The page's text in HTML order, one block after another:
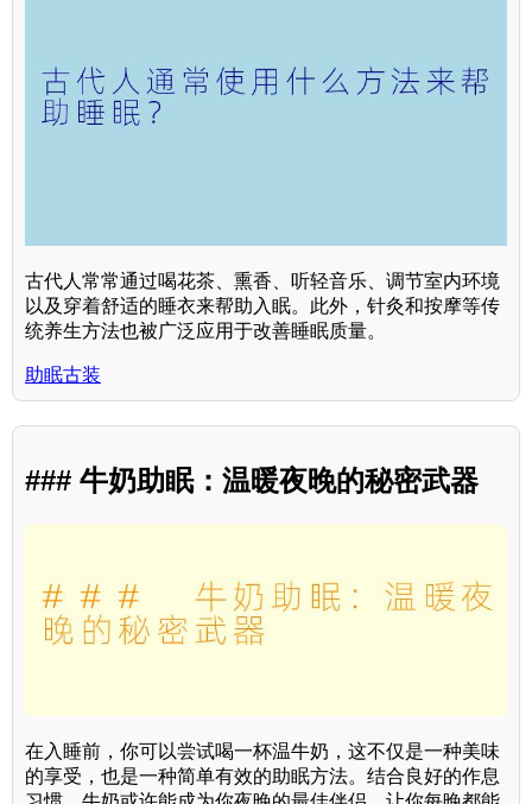
古代人常常通过喝花茶、熏香、听轻音乐、调节室内环境
以及穿着舒适的睡衣来帮助入眠。此外，针灸和按摩等传
统养生方法也被广泛应用于改善睡眠质量。
助眠古装
### 牛奶助眠：温暖夜晚的秘密武器
在入睡前，你可以尝试喝一杯温牛奶，这不仅是一种美味
的享受，也是一种简单有效的助眠方法。结合良好的作息